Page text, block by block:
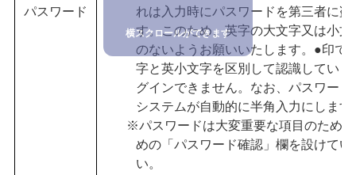
横スクロールができます
パスワード
れは入力時にパスワードを第三者に盗
す。このため、英字の大文字又は小
のないようお願いいたします。●印で
字と英小文字を区別 して認識してい
グインできません。 なお、パスワー
システムが自動的に半角入力にします
※パスワードは大変重要な項目のため、
めの「パスワード確認」欄を設けてい
い。